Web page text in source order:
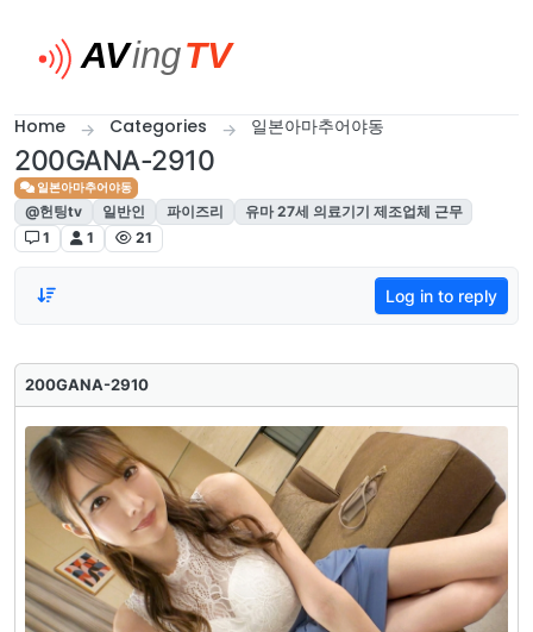
Home Categories 일본아마추어야동
200GANA-2910
일본아마추어야동
@헌팅tv 일반인 파이즈리
유마 27세 의료기기 제조업체 근무
1
1 21
Log in to reply
200GANA-2910